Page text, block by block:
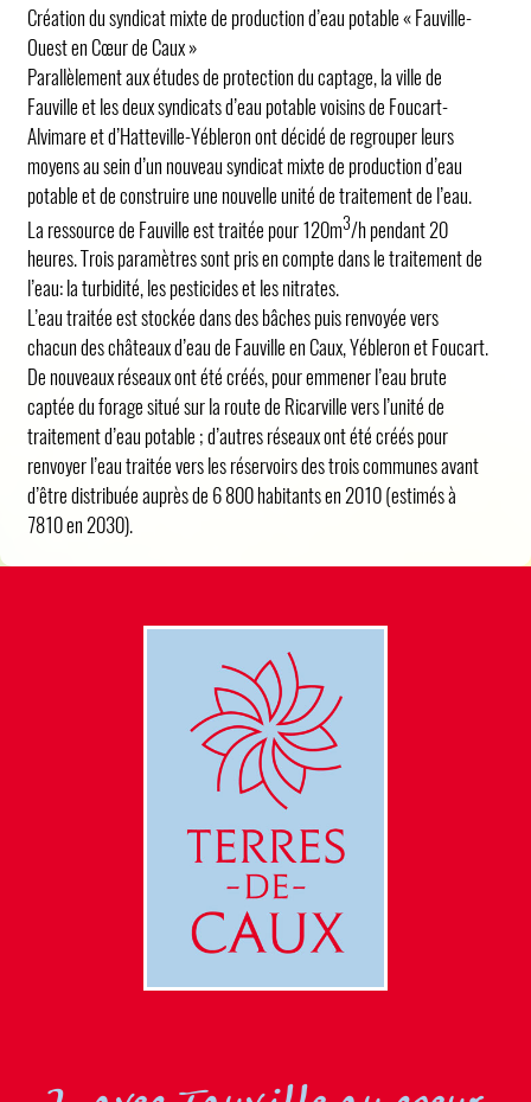
Création du syndicat mixte de production d’eau potable « Fauville-
Ouest en Cœur de Caux »
Parallèlement aux études de protection du captage, la ville de
Fauville et les deux syndicats d’eau potable voisins de Foucart-
Alvimare et d’Hatteville-Yébleron ont décidé de regrouper leurs
moyens au sein d’un nouveau syndicat mixte de production d’eau
potable et de construire une nouvelle unité de traitement de l’eau.
La ressource de Fauville est traitée pour 120m3/h pendant 20
heures. Trois paramètres sont pris en compte dans le traitement de
l’eau: la turbidité, les pesticides et les nitrates.
L’eau traitée est stockée dans des bâches puis renvoyée vers
chacun des châteaux d’eau de Fauville en Caux, Yébleron et Foucart.
De nouveaux réseaux ont été créés, pour emmener l’eau brute
captée du forage situé sur la route de Ricarville vers l’unité de
traitement d’eau potable ; d’autres réseaux ont été créés pour
renvoyer l’eau traitée vers les réservoirs des trois communes avant
d’être distribuée auprès de 6 800 habitants en 2010 (estimés à
7810 en 2030).